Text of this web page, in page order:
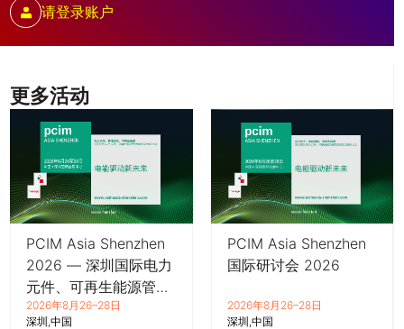
更多活动
PCIM Asia Shenzhen
2026 — 深圳国际电力
元件、可再生能源管理
展览会暨研讨会
2026年8月26–28日
深圳 中国
PCIM Asia Shenzhen
国际研讨会 2026
2026年8月26–28日
深圳 中国
请登录账户